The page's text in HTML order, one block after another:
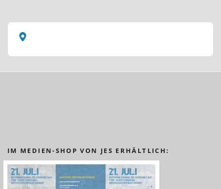
IM MEDIEN-SHOP VON JES ERHÄLTLICH: